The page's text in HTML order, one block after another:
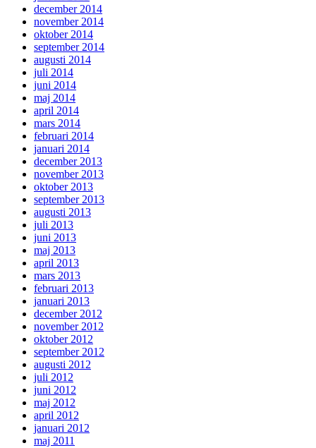
december 2014
november 2014
oktober 2014
september 2014
augusti 2014
juli 2014
juni 2014
maj 2014
april 2014
mars 2014
februari 2014
januari 2014
december 2013
november 2013
oktober 2013
september 2013
augusti 2013
juli 2013
juni 2013
maj 2013
april 2013
mars 2013
februari 2013
januari 2013
december 2012
november 2012
oktober 2012
september 2012
augusti 2012
juli 2012
juni 2012
maj 2012
april 2012
januari 2012
maj 2011